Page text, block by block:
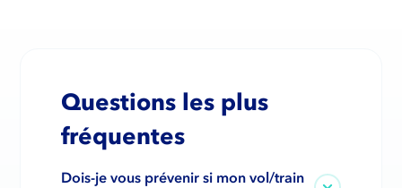
Questions les plus
fréquentes
Dois-je vous prévenir si mon vol/train